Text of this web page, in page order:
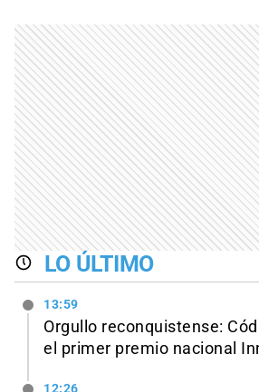
LO ÚLTIMO
13:59
Orgullo reconquistense:
el primer premio nacional
12:26